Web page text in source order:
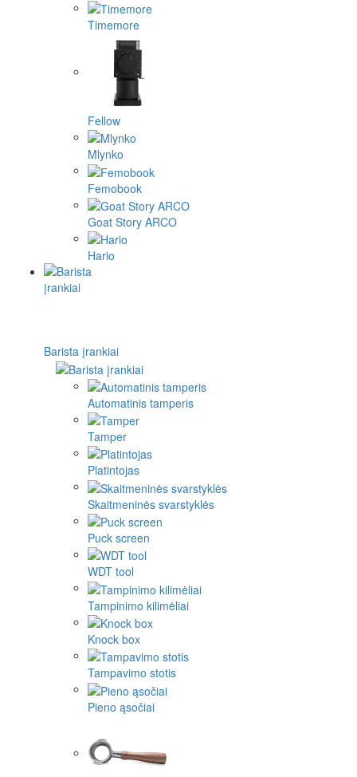
Timemore
Fellow
Mlynko
Femobook
Goat Story ARCO
Hario
Barista įrankiai
Automatinis tamperis
Tamper
Platintojas
Skaitmeninės svarstyklės
Puck screen
WDT tool
Tampinimo kilimėliai
Knock box
Tampavimo stotis
Pieno ąsočiai